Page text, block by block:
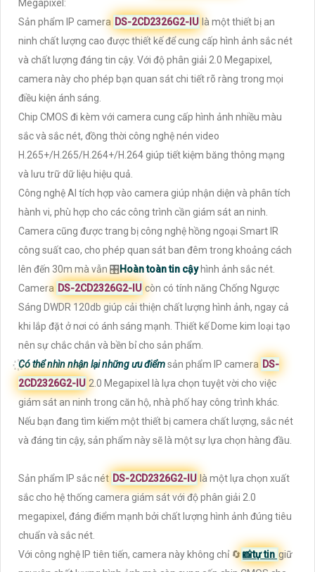
Megapixel:
Sản phẩm IP camera DS-2CD2326G2-IU là một thiết bị an
ninh chất lượng cao được thiết kế để cung cấp hình ảnh sắc nét
và chất lượng đáng tin cậy. Với độ phân giải 2.0 Megapixel,
camera này cho phép bạn quan sát chi tiết rõ ràng trong mọi
điều kiện ánh sáng.
Chip CMOS đi kèm với camera cung cấp hình ảnh nhiều màu
sắc và sắc nét, đồng thời công nghệ nén video
H.265+/H.265/H.264+/H.264 giúp tiết kiệm băng thông mạng
và lưu trữ dữ liệu hiệu quả.
Công nghệ AI tích hợp vào camera giúp nhận diện và phân tích
hành vi, phù hợp cho các công trình cần giám sát an ninh.
Camera cũng được trang bị công nghệ hồng ngoại Smart IR
công suất cao, cho phép quan sát ban đêm trong khoảng cách
lên đến 30m mà vẫn 🎛Hoàn toàn tin cậyhình ảnh sắc nét.
Camera DS-2CD2326G2-IU còn có tính năng Chống Ngược
Sáng DWDR 120db giúp cải thiện chất lượng hình ảnh, ngay cả
khi lắp đặt ở nơi có ánh sáng mạnh. Thiết kế Dome kim loại tạo
nên sự chắc chắn và bền bỉ cho sản phẩm.
Có thể nhìn nhận lại những ưu điểmsản phẩm IP camera DS-
2CD2326G2-IU 2.0 Megapixel là lựa chọn tuyệt vời cho việc
giám sát an ninh trong căn hộ, nhà phố hay công trình khác.
Nếu bạn đang tìm kiếm một thiết bị camera chất lượng, sắc nét
và đáng tin cậy, sản phẩm này sẽ là một sự lựa chọn hàng đầu.
Sản phẩm IP sắc nét DS-2CD2326G2-IU là một lựa chọn xuất
sắc cho hệ thống camera giám sát với độ phân giải 2.0
megapixel, đáng điểm mạnh bởi chất lượng hình ảnh đúng tiêu
chuẩn và sắc nét.
Với công nghệ IP tiên tiến, camera này không chỉ 🔄📸tự tin giữ